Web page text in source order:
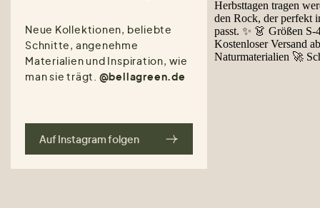
Neue Kollektionen, beliebte
Schnitte, angenehme
Materialien und Inspiration, wie
man sie trägt. @bellagreen.de
Auf Instagram folgen